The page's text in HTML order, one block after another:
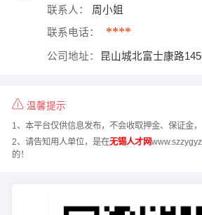
联系人： 周小姐
联系电话： ****
公司地址： 昆山城北富士康路
温馨提示
1、本平台仅供信息发布，不会收取押金、保证金，
2、请告知用人单位，是在无锡人才网
的！